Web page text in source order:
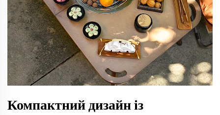
Компактний дизайн із